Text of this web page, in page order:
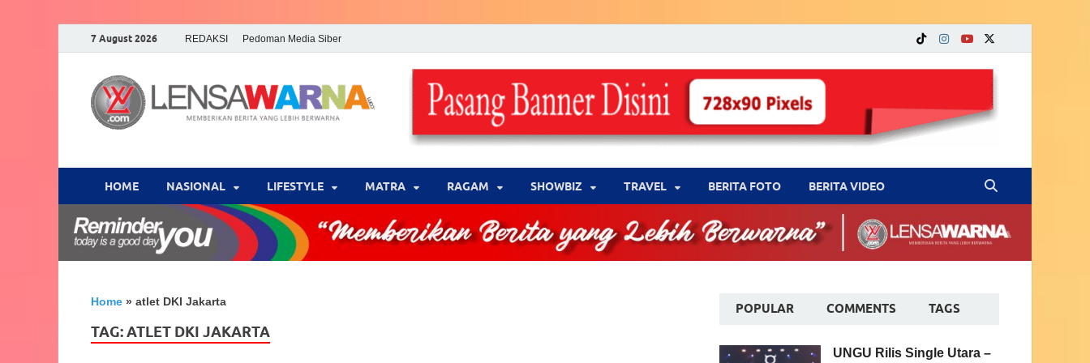
7 August 2026 REDAKSI Pedoman Media Siber
LENSA WARNA .com
Memberikan Berita yang Lebih Berwarna
HOME NASIONAL ‎LIFESTYLE MATRA ‎RAGAM ‎SHOWBIZ ‎TRAVEL BERITA FOTO BERITA VIDEO
Home » atlet DKI Jakarta
TAG:ATLET DKI JAKARTA
POPULAR COMMENTS TAGS
UNGU Rilis Single Utara –